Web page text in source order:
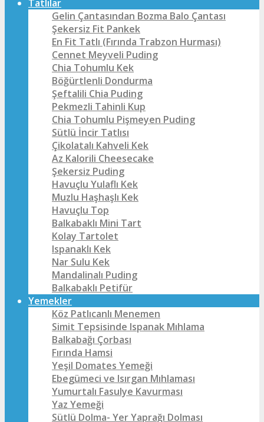
Tatlılar
Gelin Çantasından Bozma Balo Çantası
Şekersiz Fit Pankek
En Fit Tatlı (Fırında Trabzon Hurması)
Cennet Meyveli Puding
Chia Tohumlu Kek
Böğürtlenli Dondurma
Şeftalili Chia Puding
Pekmezli Tahinli Kup
Chia Tohumlu Pişmeyen Puding
Sütlü İncir Tatlısı
Çikolatalı Kahveli Kek
Az Kalorili Cheesecake
Şekersiz Puding
Havuçlu Yulaflı Kek
Muzlu Haşhaşlı Kek
Havuçlu Top
Balkabaklı Mini Tart
Kolay Tartolet
Ispanaklı Kek
Nar Sulu Kek
Mandalinalı Puding
Balkabaklı Petifür
Yemekler
Köz Patlıcanlı Menemen
Simit Tepsisinde Ispanak Mıhlama
Balkabağı Çorbası
Fırında Hamsi
Yeşil Domates Yemeği
Ebegümeci ve Isırgan Mıhlaması
Yumurtalı Fasulye Kavurması
Yaz Yemeği
Sütlü Dolma- Yer Yaprağı Dolması